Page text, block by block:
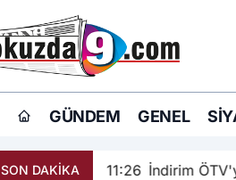
GÜNDEM GENEL
SON DAKİKA 11:26 İndirim